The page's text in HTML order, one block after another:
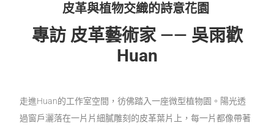
皮革與植物交織的詩意花園
專訪 皮革藝術家 —— 吳雨歡
Huan
走進Huan的工作室空間，彷佛踏入一座微型植物園。陽光透
過窗戶灑落在一片片細膩雕刻的皮革葉片上，每一片都像帶著